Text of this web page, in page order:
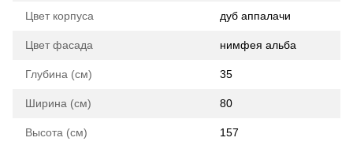
Цвет корпуса дуб аппалачи
Цвет фасада нимфея альба
Глубина (см) 35
Ширина (см) 80
Высота (см) 157